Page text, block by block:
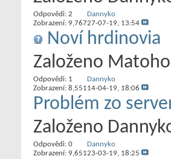
Odpovědi: 2
Zobrazení: 9,767
Dannyko
27-07-19, 13:54
Noví hrdinovia
Založeno Matoho
Odpovědi: 1
Zobrazení: 8,551
Dannyko
14-04-19, 18:06
Problém zo
Založeno
Odpovědi: 0
Zobrazení: 9,651
Dannyko
23-03-19, 18:25